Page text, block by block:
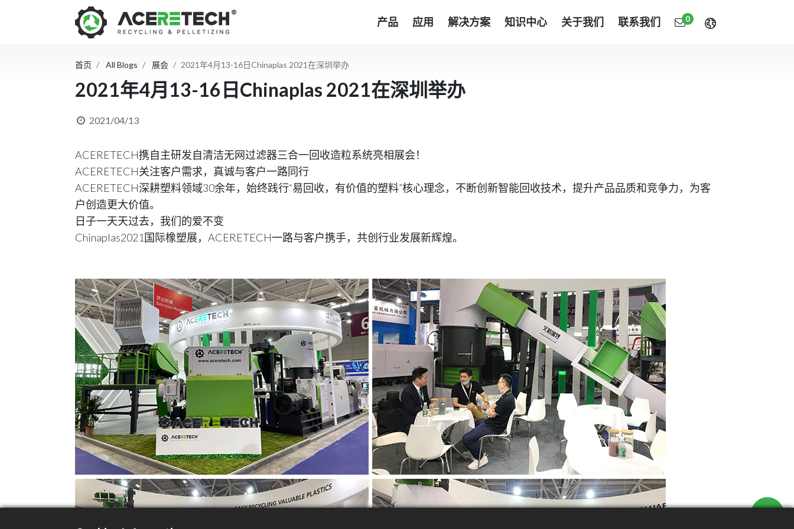
产品 应用 解决方案 知识中心 关于我们 联系我们 0
首页 All Blogs 展会 2021年4月13-16日Chinaplas 2021在深圳举办
2021年4月13-16日Chinaplas 2021在深圳举办
2021/04/13
ACERETECH携自主研发自清洁无网过滤器三合一回收造粒系统亮相展会！
ACERETECH关注客户需求，真诚与客户一路同行
ACERETECH深耕塑料领域30余年，始终践行“易回收，有价值的塑料”核心理念，不断创新智能回收技术，提升产品品质和竞争力，为客
户创造更大价值。
日子一天天过去，我们的爱不变
Chinaplas2021国际橡塑展，ACERETECH一路与客户携手，共创行业发展新辉煌。